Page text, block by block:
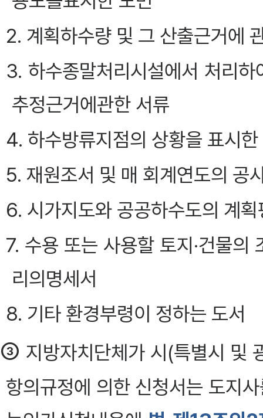
2. 계획하수량 및 그 산출근거에
3. 하수종말처리시설에서 처리
추정근거에관한 서류
4. 하수방류지점의 상황을 표시
5. 재원조서 및 매 회계연도의 공
6. 시가지도와 공공하수도의 계
7. 수용 또는 사용할 토지·건물
리의명세서
8. 기타 환경부령이 정하는 도서
③ 지방자치단체가 시(특별시 및
항의규정에 의한 신청서는 도지